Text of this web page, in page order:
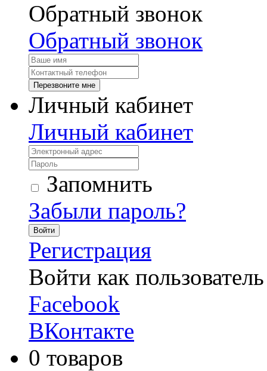
Обратный звонок
Обратный звонок
Перезвоните мне
Личный кабинет
Личный кабинет
Запомнить
Забыли пароль?
Войти
Регистрация
Войти как пользователь
Facebook
ВКонтакте
0 товаров